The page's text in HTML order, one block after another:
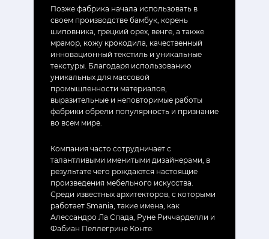
Позже фабрика начала использовать в
своем производстве бамбук, корень
шиповника, грецкий орех, венге, а также
мрамор, кожу крокодила, качественный
инновационный текстиль и уникальные
текстуры. Благодаря использованию
уникальных для массовой
промышленности материалов,
выразительные и неповторимые работы
фабрики обрели популярность и признание
во всем мире.
Компания часто сотрудничает с
талантливыми именитыми дизайнерами, в
результате чего рождаются настоящие
произведения мебельного искусства.
Среди известных архитекторов, с которыми
работает Smania, такие имена, как
Алессандро Ла Спада, Руне Риччарделли и
Фабиан Пеллегрине Конте.